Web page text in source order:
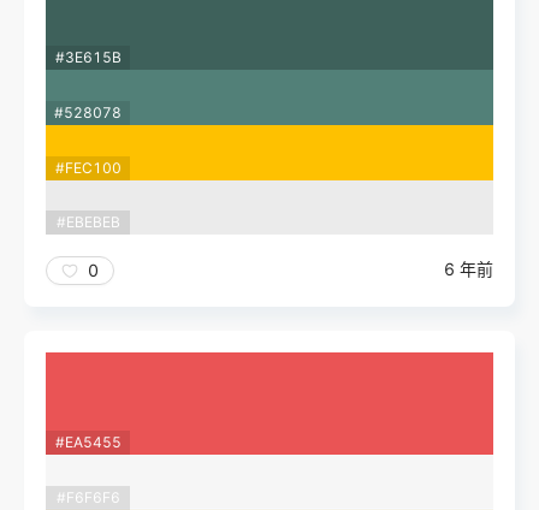
#3E615B
#528078
#FEC100
#EBEBEB
0 6 年前
#EA5455
#F6F6F6